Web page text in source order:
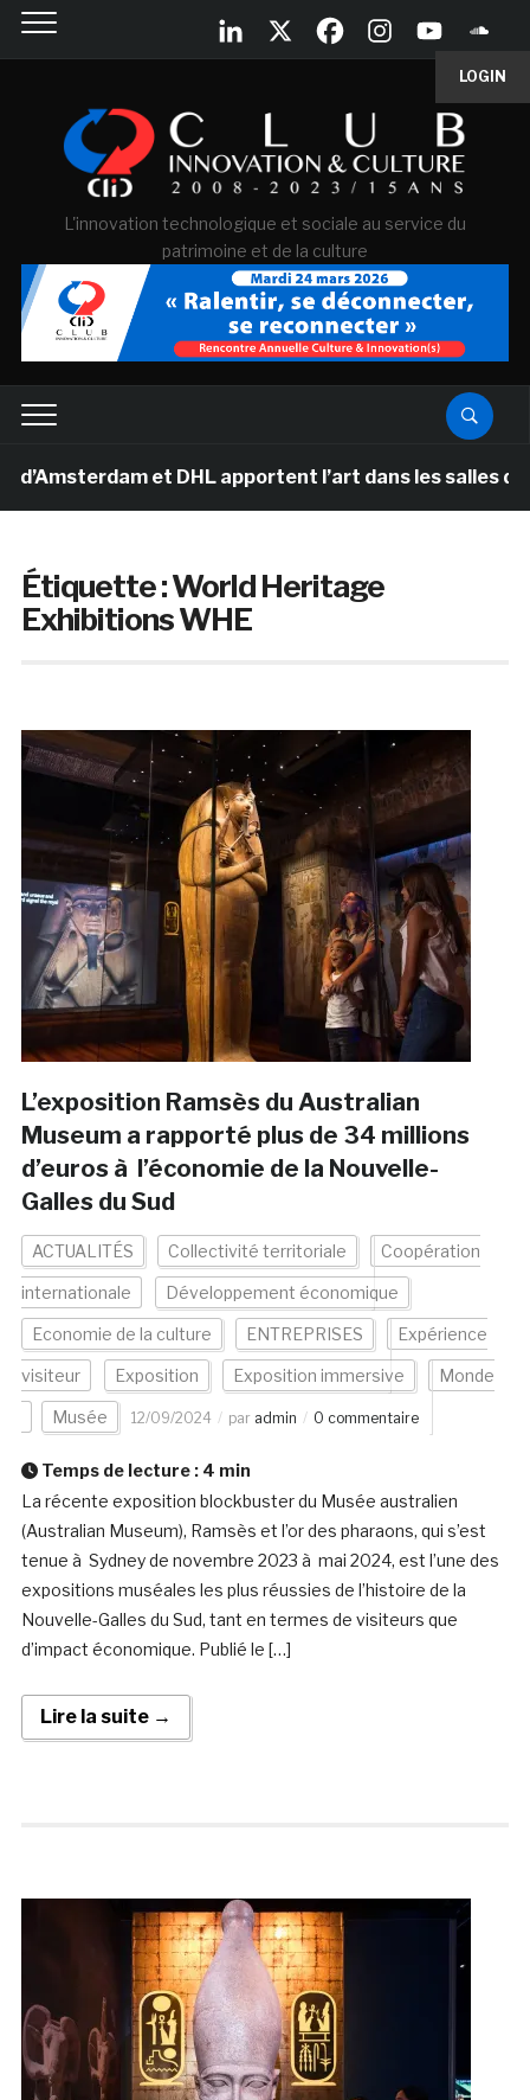
LOGIN
L'innovation technologique et sociale au service du
patrimoine et de la culture
et DHL apportent l’art dans les salles de
Étiquette :World Heritage
Exhibitions WHE
L’exposition Ramsès du Australian
Museum a rapporté plus de 34 millions
d’euros à l’économie de la Nouvelle-
Galles du Sud
ACTUALITÉS Collectivité territoriale Coopération
internationale Développement économique
Economie de la culture ENTREPRISES Expérience
visiteur Exposition Exposition immersive Monde
Musée 12/09/2024 par admin 0 commentaire
Temps de lecture : 4 min
La récente exposition blockbuster du Musée australien
(Australian Museum), Ramsès et l’or des pharaons, qui s’est
tenue à Sydney de novembre 2023 à mai 2024, est l’une des
expositions muséales les plus réussies de l’histoire de la
Nouvelle-Galles du Sud, tant en termes de visiteurs que
d’impact économique. Publié le […]
Lire la suite →